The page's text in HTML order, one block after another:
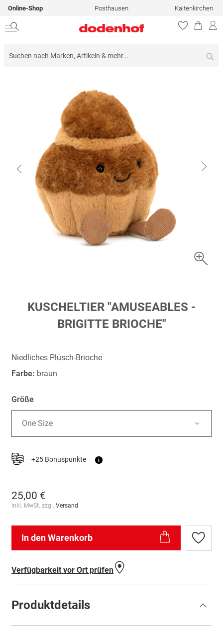
Online-Shop Posthausen Kaltenkirchen
AnfangKUSCHELTIER "AMUSEABLES -
BRIGITTE BRIOCHE"
Niedliches Plüsch-Brioche
Farbe: braun
Größe
One Size
+25 Bonuspunkte i
25,00 €
inkl. MwSt. zzgl. Versand
In den Warenkorb
Zur
Verfügbarkeit vor Ort prüfen
Produktdetails